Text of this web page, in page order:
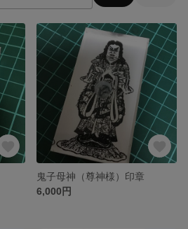
鬼子母神（尊神様）印章
6,000円